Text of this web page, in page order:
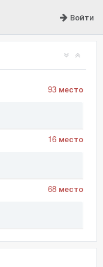
Войти
93 место
16 место
68 место